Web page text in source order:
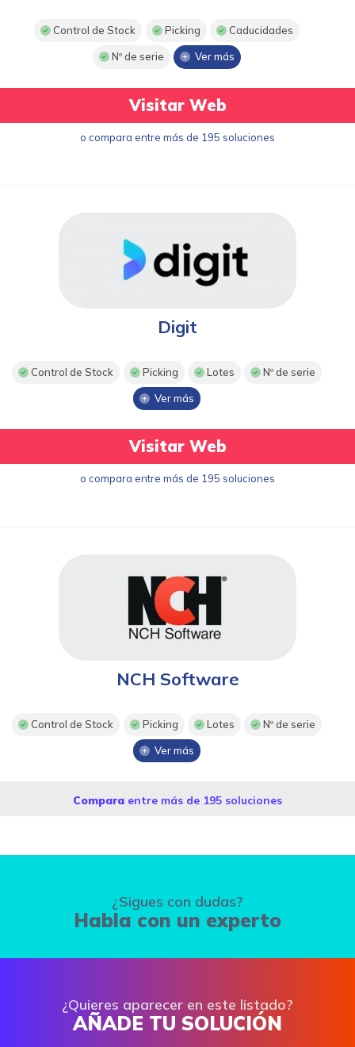
Control de Stock Picking Caducidades
Nº de serie Ver más
Visitar Web
o compara entre más de 195 soluciones
Digit
Control de Stock Picking Lotes Nº de serie
Ver más
Visitar Web
o compara entre más de 195 soluciones
NCH Software
Control de Stock Picking Lotes Nº de serie
Ver más
Compara entre más de 195 soluciones
¿Sigues con dudas?
Habla con un experto
¿Quieres aparecer en este listado?
AÑADE TU SOLUCIÓN